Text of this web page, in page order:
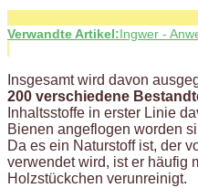
Verwandte Artikel:Ingwer -
Insgesamt wird davon
200 verschiedene
Inhaltsstoffe in erster Linie
Bienen angeflogen worden
Da es ein Naturstoff ist, der
verwendet wird, ist er häufig
Holzstückchen verunreinigt.